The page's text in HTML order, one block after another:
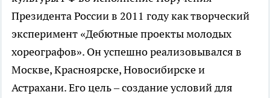
Президента России в 2011 году как творческий
эксперимент «Дебютные проекты молодых
хореографов». Он успешно реализовывался в
Москве, Красноярске, Новосибирске и
Астрахани. Его цель – создание условий для